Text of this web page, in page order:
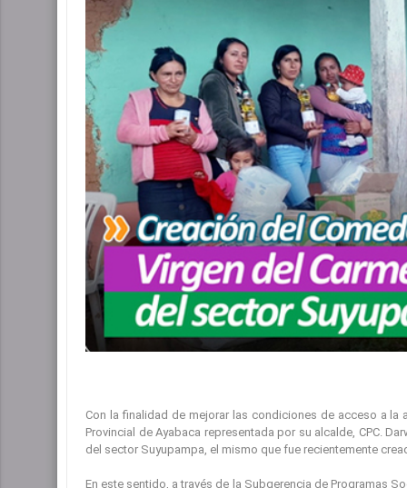
Con la finalidad de mejorar las condiciones de acceso a
Provincial de Ayabaca representada por su alcalde, CPC.
del sector Suyupampa, el mismo que fue recientemente
En este sentido, a través de la Subgerencia de Programas